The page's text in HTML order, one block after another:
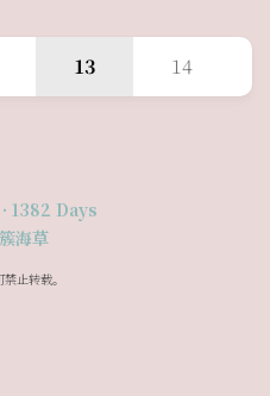
13 14
· 1382 Days
海草
止转载。